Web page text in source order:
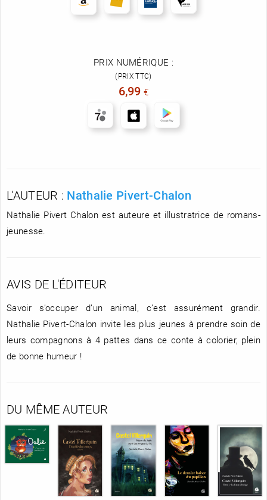
PRIX NUMÉRIQUE :
(PRIX TTC)
6,99 €
L'AUTEUR : Nathalie Pivert-Chalon
Nathalie Pivert Chalon est auteure et illustratrice de romans-
jeunesse.
AVIS DE L'ÉDITEUR
Savoir s’occuper d’un animal, c’est assurément grandir.
Nathalie Pivert-Chalon invite les plus jeunes à prendre soin de
leurs compagnons à 4 pattes dans ce conte à colorier, plein
de bonne humeur !
DU MÊME AUTEUR